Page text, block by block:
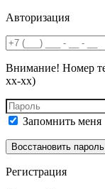
Авторизация
Внимание! Номер
хх-хх)
Запомнить меня
Регистрация